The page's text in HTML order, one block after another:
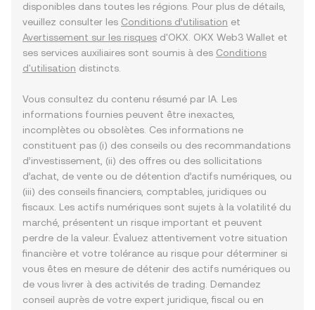
disponibles dans toutes les régions. Pour plus de détails,
veuillez consulter les Conditions d’utilisation et
Avertissement sur les risques d'OKX. OKX Web3 Wallet et
ses services auxiliaires sont soumis à des Conditions
d'utilisation distincts.
Vous consultez du contenu résumé par IA. Les
informations fournies peuvent être inexactes,
incomplètes ou obsolètes. Ces informations ne
constituent pas (i) des conseils ou des recommandations
d’investissement, (ii) des offres ou des sollicitations
d’achat, de vente ou de détention d’actifs numériques, ou
(iii) des conseils financiers, comptables, juridiques ou
fiscaux. Les actifs numériques sont sujets à la volatilité du
marché, présentent un risque important et peuvent
perdre de la valeur. Évaluez attentivement votre situation
financière et votre tolérance au risque pour déterminer si
vous êtes en mesure de détenir des actifs numériques ou
de vous livrer à des activités de trading. Demandez
conseil auprès de votre expert juridique, fiscal ou en